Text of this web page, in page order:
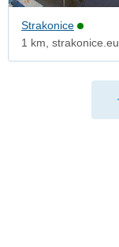
Strakonice
1 km, strakonice.eu